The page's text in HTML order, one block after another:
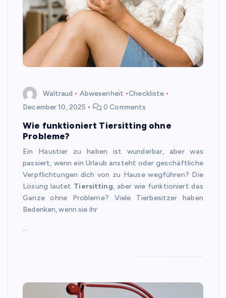
Waltraud Abwesenheit
Checkliste
December 10, 2025
0 Comments
Wie funktioniert Tiersitting ohne
Probleme?
Ein Haustier zu haben ist wunderbar, aber was
passiert, wenn ein Urlaub ansteht oder geschäftliche
Verpflichtungen dich von zu Hause wegführen? Die
Lösung lautet Tiersitting, aber wie funktioniert das
Ganze ohne Probleme? Viele Tierbesitzer haben
Bedenken, wenn sie ihr
…